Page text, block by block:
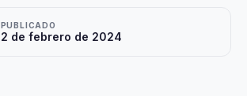
PUBLICADO
2 de febrero de 2024